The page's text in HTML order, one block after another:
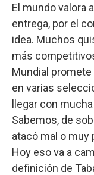
El mundo valora
entrega, por el
idea. Muchos
más
Mundial
en varias
llegar con
Sabemos, de
atacó mal o muy
Hoy eso va a
definición de